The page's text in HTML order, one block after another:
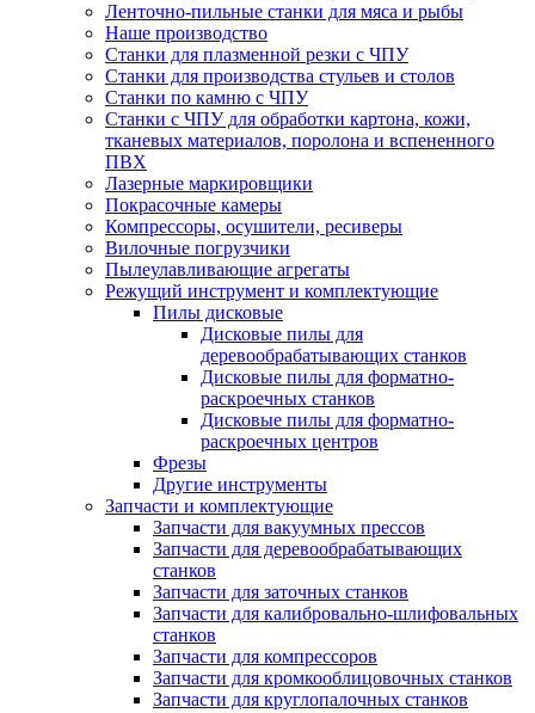
Ленточно-пильные станки для мяса и рыбы
Наше производство
Станки для плазменной резки с ЧПУ
Станки для производства стульев и столов
Станки по камню с ЧПУ
Станки с ЧПУ для обработки картона, кожи,
тканевых материалов, поролона и вспененного
ПВХ
Лазерные маркировщики
Покрасочные камеры
Компрессоры, осушители, ресиверы
Вилочные погрузчики
Пылеулавливающие агрегаты
Режущий инструмент и комплектующие
Пилы дисковые
Дисковые пилы для
деревообрабатывающих станков
Дисковые пилы для форматно-
раскроечных станков
Дисковые пилы для форматно-
раскроечных центров
Фрезы
Другие инструменты
Запчасти и комплектующие
Запчасти для вакуумных прессов
Запчасти для деревообрабатывающих
станков
Запчасти для заточных станков
Запчасти для калибровально-шлифовальных
станков
Запчасти для компрессоров
Запчасти для кромкооблицовочных станков
Запчасти для круглопалочных станков